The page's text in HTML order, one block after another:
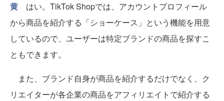
黄 はい。TikTok Shopでは、アカウントプロフィール
から商品を紹介する「ショーケース」という機能を用意
しているので、ユーザーは特定ブランドの商品を探すこ
ともできます。
また、ブランド自身が商品を紹介するだけでなく、ク
リエイターが各企業の商品をアフィリエイトで紹介する